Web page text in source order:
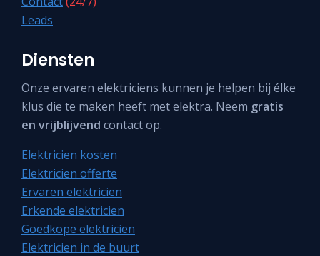
Leads
Diensten
Onze ervaren elektriciens kunnen je helpen bij élke
klus die te maken heeft met elektra. Neem gratis
en vrijblijvend contact op.
Elektricien kosten
Elektricien offerte
Ervaren elektricien
Erkende elektricien
Goedkope elektricien
Elektricien in de buurt